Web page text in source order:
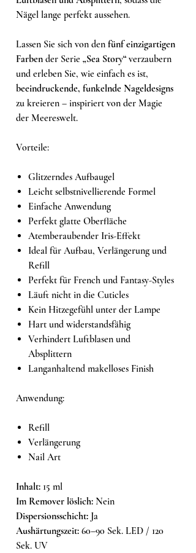
Nägel lange perfekt aussehen.
Lassen Sie sich von den fünf einzigartigen
Farben der Serie „Sea Story“ verzaubern
und erleben Sie, wie einfach es ist,
beeindruckende, funkelnde Nageldesigns
zu kreieren – inspiriert von der Magie
der Meereswelt.
Vorteile:
Glitzerndes Aufbaugel
Leicht selbstnivellierende Formel
Einfache Anwendung
Perfekt glatte Oberfläche
Atemberaubender Iris-Effekt
Ideal für Aufbau, Verlängerung und
Refill
Perfekt für French und Fantasy-Styles
Läuft nicht in die Cuticles
Kein Hitzegefühl unter der Lampe
Hart und widerstandsfähig
Verhindert Luftblasen und
Absplittern
Langanhaltend makelloses Finish
Anwendung:
Refill
Verlängerung
Nail Art
Inhalt: 15 ml
Im Remover löslich: Nein
Dispersionsschicht: Ja
Aushärtungszeit: 60–90 Sek. LED / 120
Sek. UV